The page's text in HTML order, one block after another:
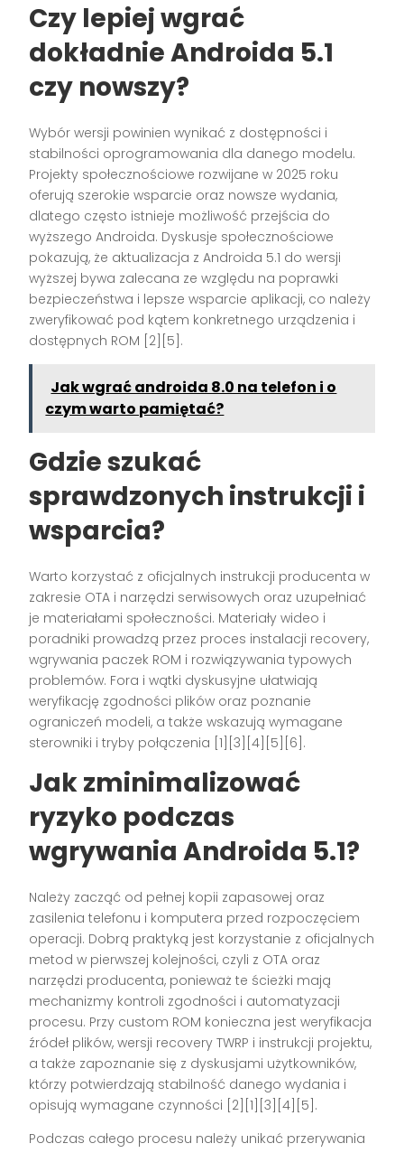
Czy lepiej wgrać
dokładnie Androida 5.1
czy nowszy?
Wybór wersji powinien wynikać z dostępności i
stabilności oprogramowania dla danego modelu.
Projekty społecznościowe rozwijane w 2025 roku
oferują szerokie wsparcie oraz nowsze wydania,
dlatego często istnieje możliwość przejścia do
wyższego Androida. Dyskusje społecznościowe
pokazują, że aktualizacja z Androida 5.1 do wersji
wyższej bywa zalecana ze względu na poprawki
bezpieczeństwa i lepsze wsparcie aplikacji, co należy
zweryfikować pod kątem konkretnego urządzenia i
dostępnych ROM [2][5].
Jak wgrać androida 8.0 na telefon i o
czym warto pamiętać?
Gdzie szukać
sprawdzonych instrukcji i
wsparcia?
Warto korzystać z oficjalnych instrukcji producenta w
zakresie OTA i narzędzi serwisowych oraz uzupełniać
je materiałami społeczności. Materiały wideo i
poradniki prowadzą przez proces instalacji recovery,
wgrywania paczek ROM i rozwiązywania typowych
problemów. Fora i wątki dyskusyjne ułatwiają
weryfikację zgodności plików oraz poznanie
ograniczeń modeli, a także wskazują wymagane
sterowniki i tryby połączenia [1][3][4][5][6].
Jak zminimalizować
ryzyko podczas
wgrywania Androida 5.1?
Należy zacząć od pełnej kopii zapasowej oraz
zasilenia telefonu i komputera przed rozpoczęciem
operacji. Dobrą praktyką jest korzystanie z oficjalnych
metod w pierwszej kolejności, czyli z OTA oraz
narzędzi producenta, ponieważ te ścieżki mają
mechanizmy kontroli zgodności i automatyzacji
procesu. Przy custom ROM konieczna jest weryfikacja
źródeł plików, wersji recovery TWRP i instrukcji projektu,
a także zapoznanie się z dyskusjami użytkowników,
którzy potwierdzają stabilność danego wydania i
opisują wymagane czynności [2][1][3][4][5].
Podczas całego procesu należy unikać przerywania